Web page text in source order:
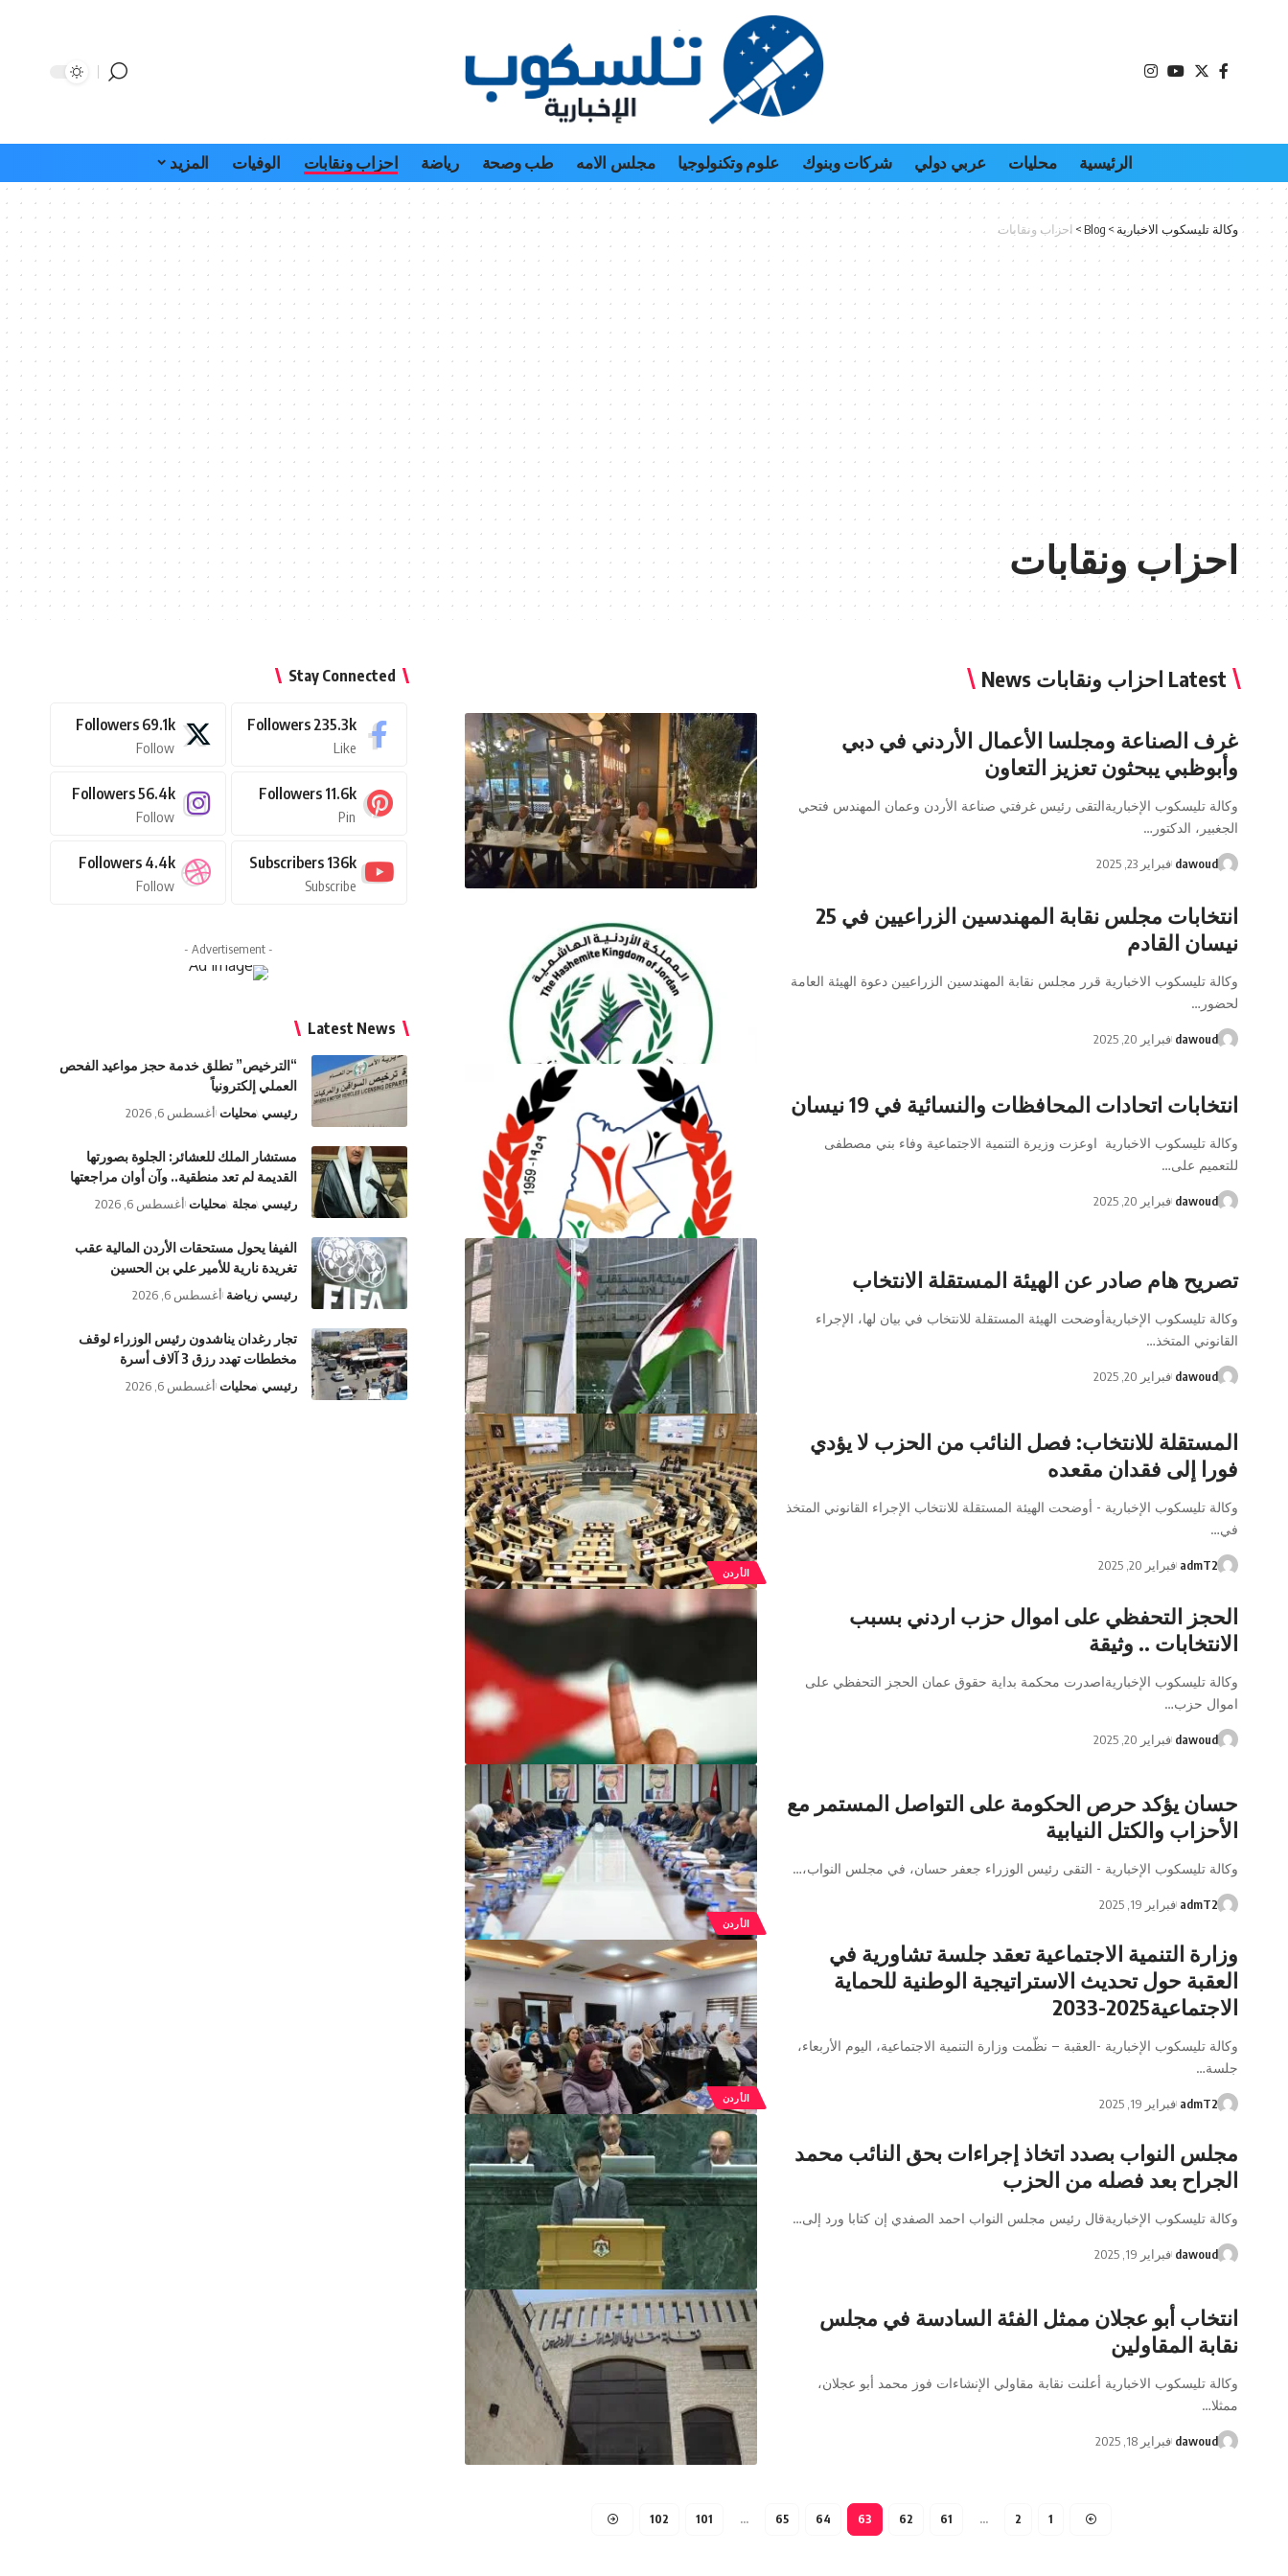
الرئيسية محليات عربي دولي شركات وبنوك علوم وتكنولوجيا مجلس الامه طب وصحة رياضة احزاب ونقابات الوفيات المزيد
وكالة تليسكوب الاخبارية>
Blog
> احزاب ونقابات
احزاب ونقابات
Latest احزاب ونقابات News
غرف الصناعة ومجلسا الأعمال الأردني في دبي
وأبوظبي يبحثون تعزيز التعاون
وكالة تليسكوب الإخباريةالتقى رئيس غرفتي صناعة الأردن وعمان المهندس فتحي
الجغبير، الدكتور…
dawoud فبراير 23, 2025
انتخابات مجلس نقابة المهندسين الزراعيين في 25
نيسان القادم
وكالة تليسكوب الاخبارية قرر مجلس نقابة المهندسين الزراعيين دعوة الهيئة العامة
لحضور…
dawoud فبراير 20, 2025
انتخابات اتحادات المحافظات والنسائية في 19 نيسان
وكالة تليسكوب الاخبارية اوعزت وزيرة التنمية الاجتماعية وفاء بني مصطفى
للتعميم على…
dawoud فبراير 20, 2025
تصريح هام صادر عن الهيئة المستقلة الانتخاب
وكالة تليسكوب الإخباريةأوضحت الهيئة المستقلة للانتخاب في بيان لها، الإجراء
القانوني المتخذ…
dawoud فبراير 20, 2025
الأردن
المستقلة للانتخاب: فصل النائب من الحزب لا يؤدي
فورا إلى فقدان مقعده
وكالة تليسكوب الإخبارية - أوضحت الهيئة المستقلة للانتخاب الإجراء القانوني المتخذ
في…
admT2 فبراير 20, 2025
الحجز التحفظي على اموال حزب اردني بسبب
الانتخابات .. وثيقة
وكالة تليسكوب الإخباريةاصدرت محكمة بداية حقوق عمان الحجز التحفظي على
اموال حزب…
dawoud فبراير 20, 2025
الأردن
حسان يؤكد حرص الحكومة على التواصل المستمر مع
الأحزاب والكتل النيابية
وكالة تليسكوب الإخبارية - التقى رئيس الوزراء جعفر حسان، في مجلس النواب،…
admT2 فبراير 19, 2025
الأردن
وزارة التنمية الاجتماعية تعقد جلسة تشاورية في
العقبة حول تحديث الاستراتيجية الوطنية للحماية
الاجتماعية2025-2033
وكالة تليسكوب الإخبارية -العقبة – نظّمت وزارة التنمية الاجتماعية، اليوم الأربعاء،
جلسة…
admT2 فبراير 19, 2025
مجلس النواب بصدد اتخاذ إجراءات بحق النائب محمد
الجراح بعد فصله من الحزب
وكالة تليسكوب الإخباريةقال رئيس مجلس النواب احمد الصفدي إن كتابا ورد إلى…
dawoud فبراير 19, 2025
انتخاب أبو عجلان ممثل الفئة السادسة في مجلس
نقابة المقاولين
وكالة تليسكوب الاخبارية أعلنت نقابة مقاولي الإنشاءات فوز محمد أبو عجلان،
ممثلا…
dawoud فبراير 18, 2025
1
2
…
61
62
63
64
65
…
101
102
Stay Connected
235.3k
Followers
Like
69.1k
Followers
Follow
11.6k
Followers
Pin
56.4k
Followers
Follow
136k
Subscribers
Subscribe
4.4k
Followers
Follow
- Advertisement -
Latest News
“الترخيص” تطلق خدمة حجز مواعيد الفحص
العملي إلكترونياً
رئيسي محليات أغسطس 6, 2026
مستشار الملك للعشائر: الجلوة بصورتها
القديمة لم تعد منطقية.. وآن أوان مراجعتها
رئيسي مجلة محليات أغسطس 6, 2026
الفيفا يحول مستحقات الأردن المالية عقب
تغريدة نارية للأمير علي بن الحسين
رئيسي رياضة أغسطس 6, 2026
تجار رغدان يناشدون رئيس الوزراء لوقف
مخططات تهدد رزق 3 آلاف أسرة
رئيسي محليات أغسطس 6, 2026